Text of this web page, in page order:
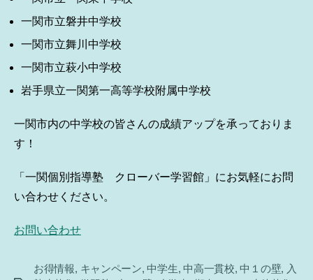
一関市立磐井中学校
一関市立舞川中学校
一関市立萩小中学校
岩手県立一関第一高等学校附属中学校
一関市内の中学校の皆さんの成績アップを承っておりま
す！
「一関個別指導塾 クローバー学習館」にお気軽にお問
い合わせください。
お問い合わせ
お得情報, キャンペーン,中学生,中高一貫校,中１の壁, 入